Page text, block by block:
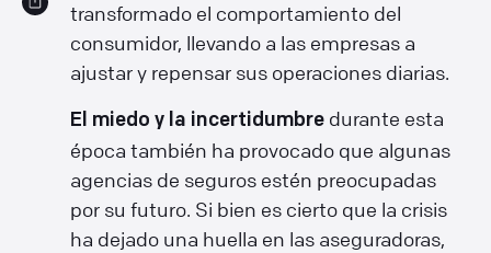
transformado el comportamiento del
consumidor, llevando a las empresas a
ajustar y repensar sus operaciones diarias.
El miedo y la incertidumbre durante esta
época también ha provocado que algunas
agencias de seguros estén preocupadas
por su futuro. Si bien es cierto que la crisis
ha dejado una huella en las aseguradoras,